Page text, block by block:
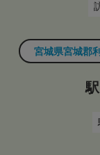
宮城県宮城郡